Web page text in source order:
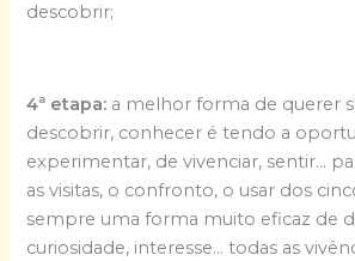
descobrir;
4ª etapa: a melhor forma de querer
descobrir, conhecer é tendo a
experimentar, de vivenciar, sentir…
as visitas, o confronto, o usar dos
sempre uma forma muito eficaz de
curiosidade, interesse… todas as